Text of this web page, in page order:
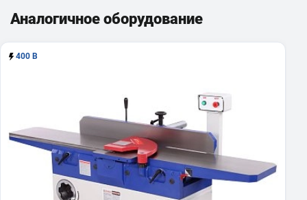
Аналогичное оборудование
400 В